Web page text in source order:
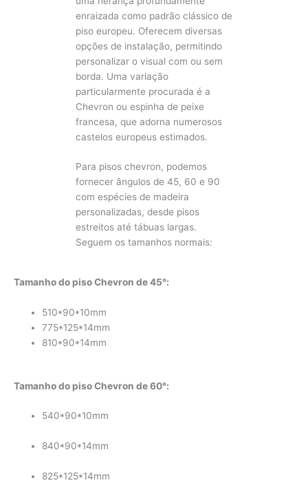
enraizada como padrão clássico de
piso europeu. Oferecem diversas
opções de instalação, permitindo
personalizar o visual com ou sem
borda. Uma variação
particularmente procurada é a
Chevron ou espinha de peixe
francesa, que adorna numerosos
castelos europeus estimados.
Para pisos chevron, podemos
fornecer ângulos de 45, 60 e 90
com espécies de madeira
personalizadas, desde pisos
estreitos até tábuas largas.
Seguem os tamanhos normais:
Tamanho do piso Chevron de 45°:
510*90*10mm
775*125*14mm
810*90*14mm
Tamanho do piso Chevron de 60°:
540*90*10mm
840*90*14mm
825*125*14mm